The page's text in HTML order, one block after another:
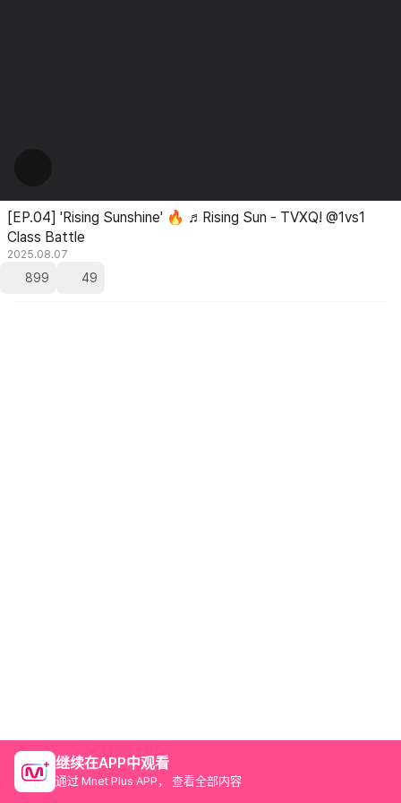
[EP.04] 'Rising Sunshine' 🔥 ♬Rising Sun - TVXQ! @1vs1
Class Battle
2025.08.07
899 49
继续在APP中观看
通过 Mnet Plus APP， 查看全部内容